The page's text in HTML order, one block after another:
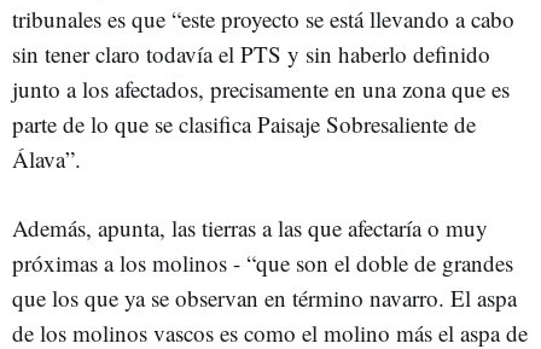
tribunales es que “este proyecto se está llevando a cabo
sin tener claro todavía el PTS y sin haberlo definido
junto a los afectados, precisamente en una zona que es
parte de lo que se clasifica Paisaje Sobresaliente de
Álava”.
Además, apunta, las tierras a las que afectaría o muy
próximas a los molinos - “que son el doble de grandes
que los que ya se observan en término navarro. El aspa
de los molinos vascos es como el molino más el aspa de